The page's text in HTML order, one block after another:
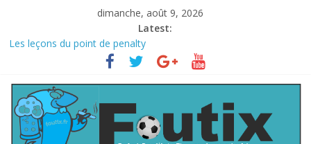
dimanche, août 9, 2026
Latest:
Les leçons du point de penalty
Le football italien retombe dans le chaos
La FIFA veut vendre une part de la Coupe du monde à des fonds
privés, la planète football s’insurge
Les curiosités de la Coupe du monde
L’Inde et la Chine, trop mauvais au football ?